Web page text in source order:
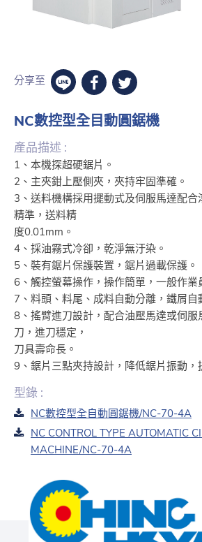
分享至
NC數控型全目動圓鋸機
產品描述 :
1、本機探超硬鋸片。
2、主夾鉗上壓側夾，夾持牢固準確。
3、送料機構採用擺動式及伺服馬達配
精準，送料精
度0.01mm。
4、採油霧式冷卻，乾淨無汙染。
5、裝有鋸片保護裝置，鋸片過載保護。
6、觸控螢幕操作，操作簡單，一般作業
7、料頭、料尾、成料自動分離，鐵屑自
8、搖臂進刀設計，配合油壓馬達或伺服
刀，進刀穩定，
刀具壽命長。
9、鋸片三點夾持設計，降低鋸片振動，
型錄 :
NC數控型全自動圓鋸機/NC-70-4A
NC CONTROL TYPE AUTOMATIC
MACHINE/NC-70-4A